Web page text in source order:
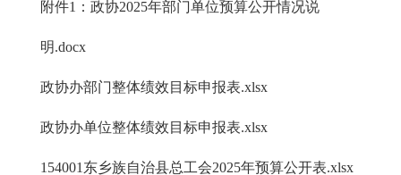
附件1：政协2025年部门单位预算公开情况说
明.docx
政协办部门整体绩效目标申报表.xlsx
政协办单位整体绩效目标申报表.xlsx
154001东乡族自治县总工会2025年预算公开表.xlsx